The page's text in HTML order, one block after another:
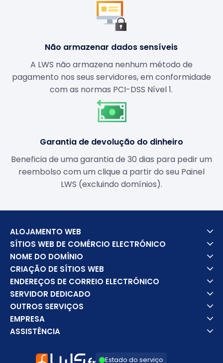
Não armazenar dados sensíveis
A LWS não armazena nenhum método de
pagamento nos seus servidores, em conformidade
com as normas PCI-DSS Nível 1.
Garantia de devolução do dinheiro
Beneficia de uma garantia de 30 dias para pedir um
reembolso com um clique a partir do seu Painel
LWS (excluindo domínios).
ALOJAMENTO WEB
SÍTIOS WEB DE COMÉRCIO ELECTRÓNICO
NOME DO DOMÍNIO
CRIAÇÃO DE SÍTIOS WEB
ENDEREÇOS DE CORREIO ELECTRÓNICO
SERVIDOR DEDICADO
OUTROS SERVIÇOS
EMPRESA
ASSISTÊNCIA
Estado do serviço